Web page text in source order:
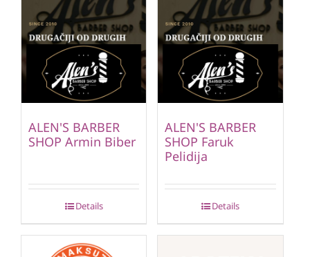
ALEN'S BARBER
SHOP Armin Biber
Details
ALEN'S BARBER
SHOP Faruk
Pelidija
Details